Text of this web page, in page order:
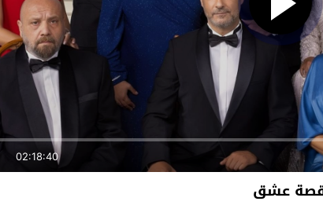
02:18:40